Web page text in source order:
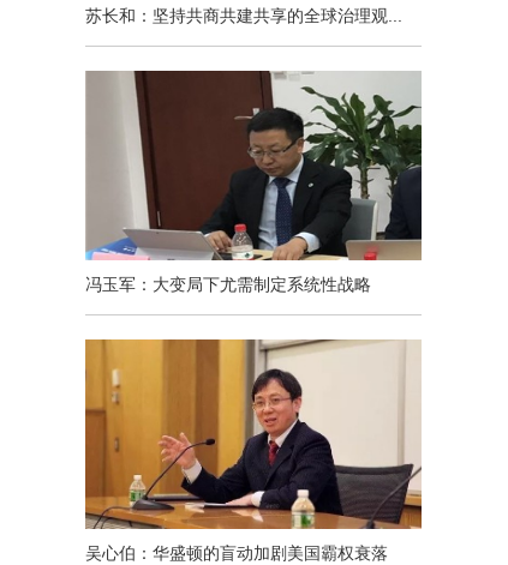
苏长和：坚持共商共建共享的全球治理观...
冯玉军：大变局下尤需制定系统性战略
吴心伯：华盛顿的盲动加剧美国霸权衰落